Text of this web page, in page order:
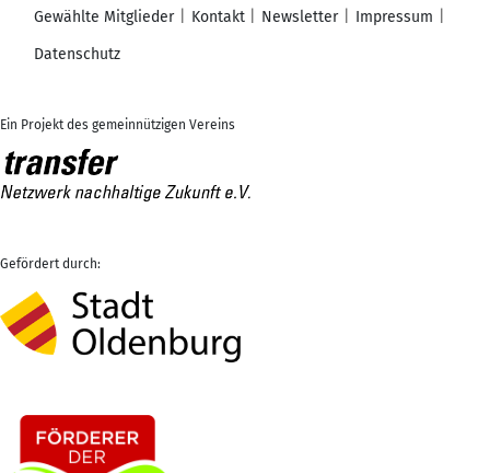
Gewählte Mitglieder
Kontakt Newsletter
Impressum
Datenschutz
Ein Projekt des gemeinnützigen Vereins
Gefördert durch: